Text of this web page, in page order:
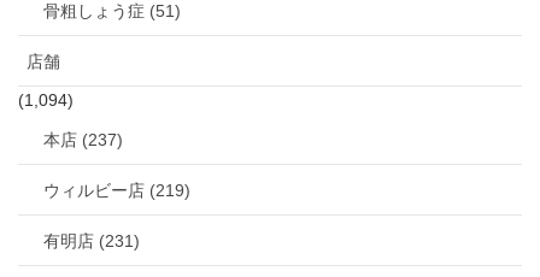
骨粗しょう症 (51)
店舗
(1,094)
本店 (237)
ウィルビー店 (219)
有明店 (231)